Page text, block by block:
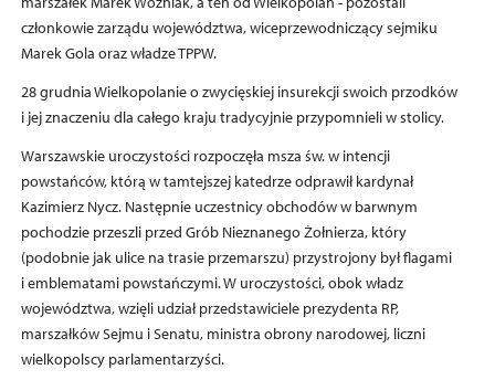
członkowie zarządu województwa, wiceprzewodniczący sejmiku
Marek Gola oraz władze TPPW.
28 grudnia Wielkopolanie o zwycięskiej insurekcji swoich przodków
i jej znaczeniu dla całego kraju tradycyjnie przypomnieli w stolicy.
Warszawskie uroczystości rozpoczęła msza św. w intencji
powstańców, którą w tamtejszej katedrze odprawił kardynał
Kazimierz Nycz. Następnie uczestnicy obchodów w barwnym
pochodzie przeszli przed Grób Nieznanego Żołnierza, który
(podobnie jak ulice na trasie przemarszu) przystrojony był flagami
i emblematami powstańczymi. W uroczystości, obok władz
województwa, wzięli udział przedstawiciele prezydenta RP,
marszałków Sejmu i Senatu, ministra obrony narodowej, liczni
wielkopolscy parlamentarzyści.